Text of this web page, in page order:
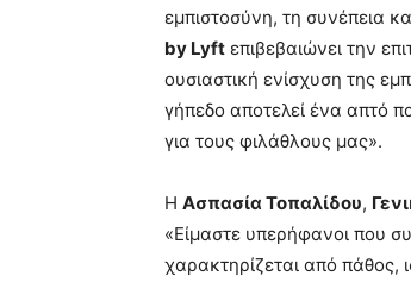
εμπιστοσύνη, τη συνέπεια
by Lyft επιβεβαιώνει την
ουσιαστική ενίσχυση της
γήπεδο αποτελεί ένα απτό
για τους φιλάθλους μας».
H Ασπασία Τοπαλίδου,
«Είμαστε υπερήφανοι που
χαρακτηρίζεται από πάθος,